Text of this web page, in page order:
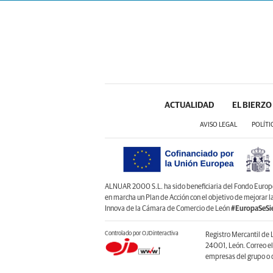
ACTUALIDAD EL BIERZO
AVISO LEGAL
ALNUAR 2000 S.L. ha sido beneficiaria del Fondo
en marcha un Plan de Acción con el objetivo de
Innova de la Cámara de Comercio de León
Controlado por OJDinteractiva
Registro Mercantil de
24001, León. Correo
empresas del grupo o